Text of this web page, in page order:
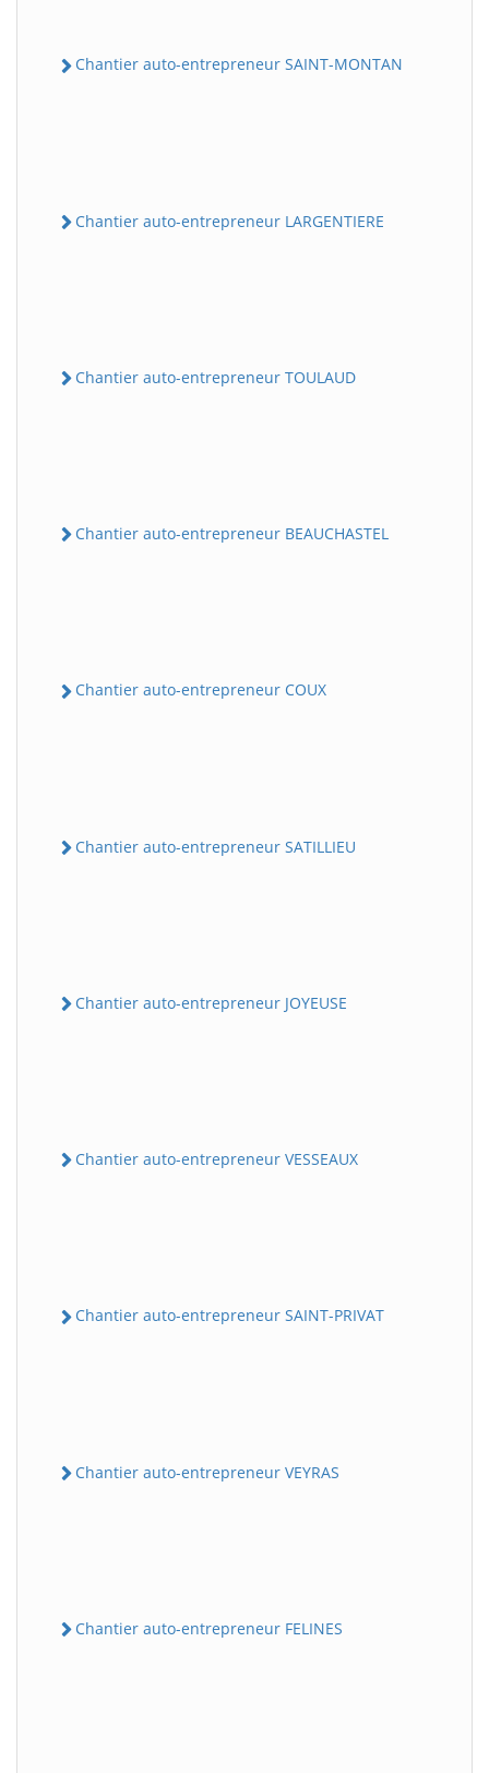
Chantier auto-entrepreneur SAINT-MONTAN
Chantier auto-entrepreneur LARGENTIERE
Chantier auto-entrepreneur TOULAUD
Chantier auto-entrepreneur BEAUCHASTEL
Chantier auto-entrepreneur COUX
Chantier auto-entrepreneur SATILLIEU
Chantier auto-entrepreneur JOYEUSE
Chantier auto-entrepreneur VESSEAUX
Chantier auto-entrepreneur SAINT-PRIVAT
Chantier auto-entrepreneur VEYRAS
Chantier auto-entrepreneur FELINES